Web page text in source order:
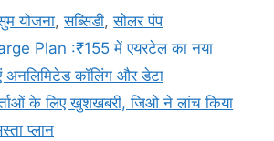
योजना,सब्सिडी,सोलर पंप
Plan :₹155 में एयरटेल का नया
अनलिमिटेड कॉलिंग और डेटा
के लिए खुशखबरी, जिओ ने लांच किया
प्लान